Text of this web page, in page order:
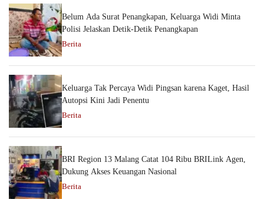
Belum Ada Surat Penangkapan, Keluarga Widi Minta
Polisi Jelaskan Detik-Detik Penangkapan
Berita
Keluarga Tak Percaya Widi Pingsan karena Kaget, Hasil
Autopsi Kini Jadi Penentu
Berita
BRI Region 13 Malang Catat 104 Ribu BRILink Agen,
Dukung Akses Keuangan Nasional
Berita